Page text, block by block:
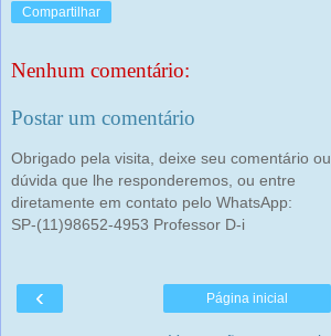
Compartilhar
Nenhum comentário:
Postar um comentário
Obrigado pela visita, deixe seu comentário ou
dúvida que lhe responderemos, ou entre
diretamente em contato pelo WhatsApp:
SP-(11)98652-4953 Professor D-i
‹ Página inicial